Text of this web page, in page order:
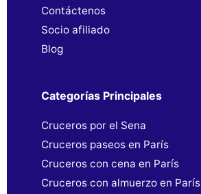
Contáctenos
Socio afiliado
Blog
Categorías Principales
Cruceros por el Sena
Cruceros paseos en París
Cruceros con cena en París
Cruceros con almuerzo en París